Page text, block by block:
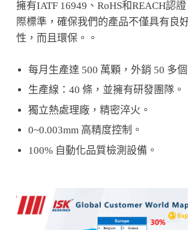
擁有IATF 16949、RoHS和REACH認
際標準，確保我們的產品不僅具有良
性，而且環保。。
每月生產達 500 萬顆，外銷 50 多個
生產線：40 條，並擁有研發團隊。
獨立熱處理廠，精密淬火。
0~0.003mm 高精度控制。
100% 自動化品質檢測設備。